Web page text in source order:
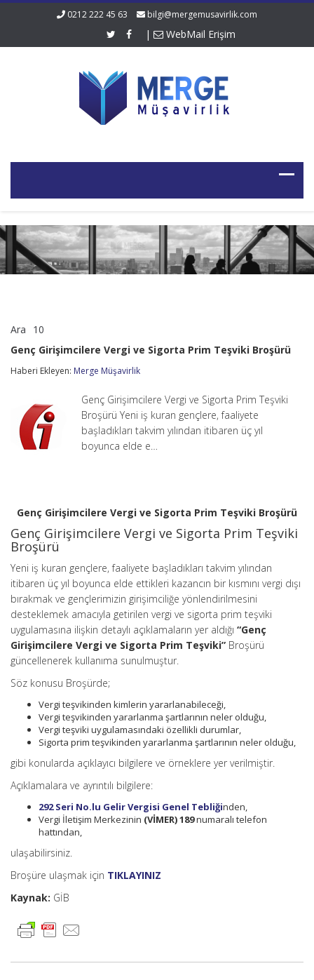
0212 222 45 63 bilgi@mergemusavirlik.com
| WebMail Erişim
Ara 10
Vergi
Sigorta
Teşviki
Broşürü
Genç Girişimcilere Vergi ve Sigorta Prim Teşviki Broşürü
Haberi Ekleyen: Merge Müşavirlik
Genç Girişimcilere Vergi ve Sigorta Prim Teşviki
Broşürü Yeni iş kuran gençlere, faaliyete
başladıkları takvim yılından itibaren üç yıl
boyunca elde e…
Genç Girişimcilere Vergi ve Sigorta Prim Teşviki Broşürü
Genç Girişimcilere Vergi ve Sigorta Prim Teşviki
Broşürü
Yeni iş kuran gençlere, faaliyete başladıkları takvim yılından
itibaren üç yıl boyunca elde ettikleri kazancın bir kısmını vergi dışı
bırakmak ve gençlerimizin girişimciliğe yönlendirilmesini
desteklemek amacıyla getirilen vergi ve sigorta prim teşviki
uygulamasına ilişkin detaylı açıklamaların yer aldığı “Genç
Girişimcilere Vergi ve Sigorta Prim Teşviki” Broşürü
güncellenerek kullanıma sunulmuştur.
Söz konusu Broşürde;
Vergi teşvikinden kimlerin yararlanabileceği,
Vergi teşvikinden yararlanma şartlarının neler olduğu,
Vergi teşviki uygulamasındaki özellikli durumlar,
Sigorta prim teşvikinden yararlanma şartlarının neler olduğu,
gibi konularda açıklayıcı bilgilere ve örneklere yer verilmiştir.
Açıklamalara ve ayrıntılı bilgilere:
292 Seri No.lu Gelir Vergisi Genel Tebliğinden,
Vergi İletişim Merkezinin (VİMER) 189numaralı telefon
hattından,
ulaşabilirsiniz.
Broşüre ulaşmak için TIKLAYINIZ
Kaynak: GİB